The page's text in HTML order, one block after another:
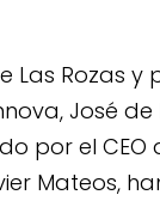
Las Rozas y
José de
por el CEO
Mateos,